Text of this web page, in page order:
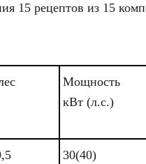
15 рецептов из 15
Мощность
кВт (л.с.)
30(40)